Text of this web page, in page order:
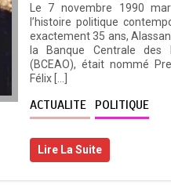
Le 7 novembre 1990
l’histoire politique
exactement 35 ans,
la Banque Centrale des
(BCEAO), était nommé
Félix […]
ACTUALITE POLITIQUE
Lire La Suite